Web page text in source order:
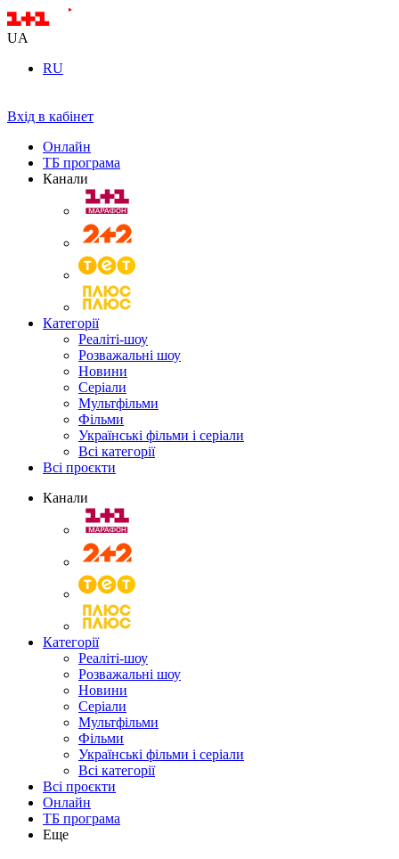
UA
RU
Вхід в кабінет
Онлайн
ТБ програма
Канали
Категорії
Реаліті-шоу
Розважальні шоу
Новини
Серіали
Мультфільми
Фільми
Українські фільми і серіали
Всі категорії
Всі проєкти
Канали
Категорії
Реаліті-шоу
Розважальні шоу
Новини
Серіали
Мультфільми
Фільми
Українські фільми і серіали
Всі категорії
Всі проєкти
Онлайн
ТБ програма
Еще